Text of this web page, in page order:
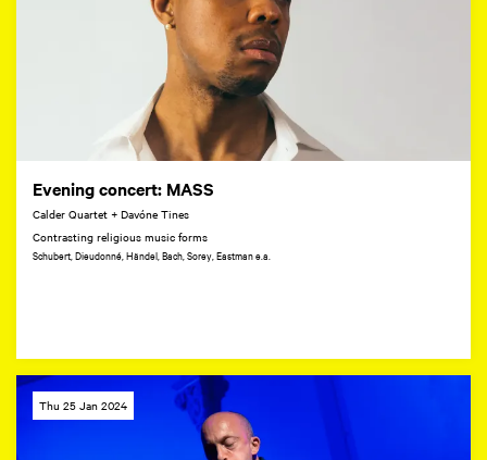
Evening concert: MASS
Calder Quartet + Davóne Tines
Contrasting religious music forms
Schubert, Dieudonné, Händel, Bach, Sorey, Eastman e.a.
Thu 25 Jan 2024